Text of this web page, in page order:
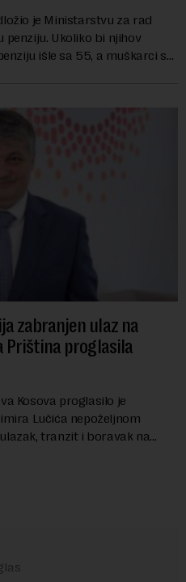
je Ministarstvu za rad
penziju. Ukoliko bi njihov
išle sa 55, a muškarci sa
zabranjen ulaz na
Priština proglasila
Kosova proglasilo je
Lučića nepoželjnom
tranzit i boravak na